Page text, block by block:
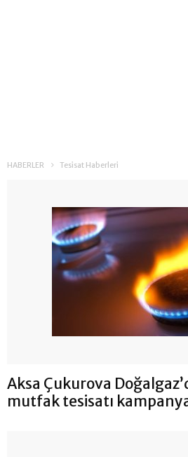
HABERLER Tesisat Haberleri
Aksa Çukurova
mutfak tesisatı